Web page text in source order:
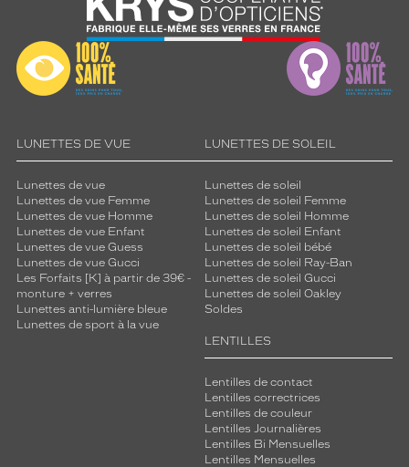
LUNETTES DE VUE
Lunettes de vue
Lunettes de vue Femme
Lunettes de vue Homme
Lunettes de vue Enfant
Lunettes de vue Guess
Lunettes de vue Gucci
Les Forfaits [K] à partir de 39€ -
monture + verres
Lunettes anti-lumière bleue
Lunettes de sport à la vue
LUNETTES DE SOLEIL
Lunettes de soleil
Lunettes de soleil Femme
Lunettes de soleil Homme
Lunettes de soleil Enfant
Lunettes de soleil bébé
Lunettes de soleil Ray-Ban
Lunettes de soleil Gucci
Lunettes de soleil Oakley
Soldes
LENTILLES
Lentilles de contact
Lentilles correctrices
Lentilles de couleur
Lentilles Journalières
Lentilles Bi Mensuelles
Lentilles Mensuelles